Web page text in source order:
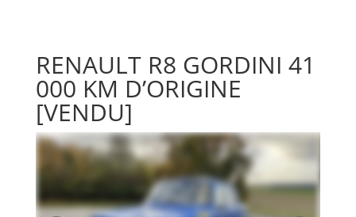
RENAULT R8 GORDINI 41
000 KM D’ORIGINE
[VENDU]